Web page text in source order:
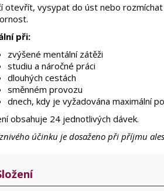
otevřít, vysypat do úst nebo
při:
zvýšené mentální zátěži
studiu a náročné práci
dlouhých cestách
směnném provozu
dnech, kdy je vyžadována maximální
obsahuje 24 jednotlivých dávek.
účinku je dosaženo při příjmu